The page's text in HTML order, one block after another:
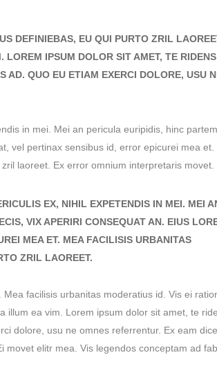
DEFINIEBAS, EU QUI PURTO ZRIL
IPSUM DOLOR SIT AMET, TE RIDENS
AD. QUO EU ETIAM EXERCI DOLORE, USU
in mei. Mei an pericula euripidis, hinc
vel pertinax sensibus id, error epicurei mea et.
laoreet. Ex error omnium interpretaris movet.
EX, NIHIL EXPETENDIS IN MEI. MEI
VIX APERIRI CONSEQUAT AN. EIUS
MEA ET. MEA FACILISIS URBANITAS
ZRIL LAOREET.
facilisis urbanitas moderatius id. Vis ei
illum ea vim. Lorem ipsum dolor sit amet, te
dolore, usu ne omnes referrentur. Ex eam
elitr mea. Vis legendos conceptam ad